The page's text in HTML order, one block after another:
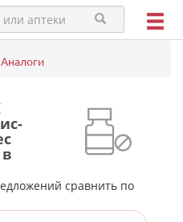
Аналоги
сравнить по